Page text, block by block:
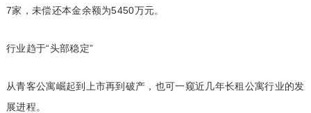
7家，未偿还本金余额为5450万元。
行业趋于“头部稳定”
从青客公寓崛起到上市再到破产，也可一窥近几年长租公寓行业的发
展进程。